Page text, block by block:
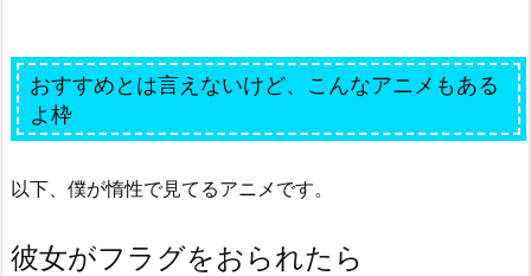
おすすめとは言えないけど、こんなアニメもある
よ枠
以下、僕が惰性で見てるアニメです。
彼女がフラグをおられたら